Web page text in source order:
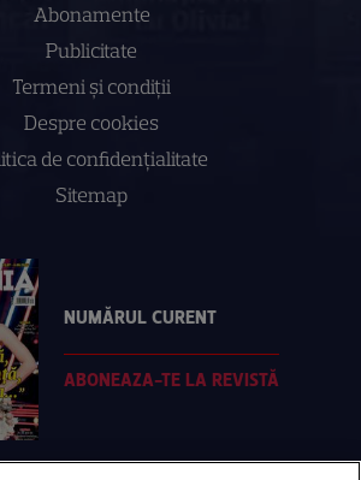
Abonamente
Publicitate
Termeni și condiții
Despre cookies
de confidenţialitate
Sitemap
NUMĂRUL CURENT
ABONEAZA-TE LA REVISTĂ